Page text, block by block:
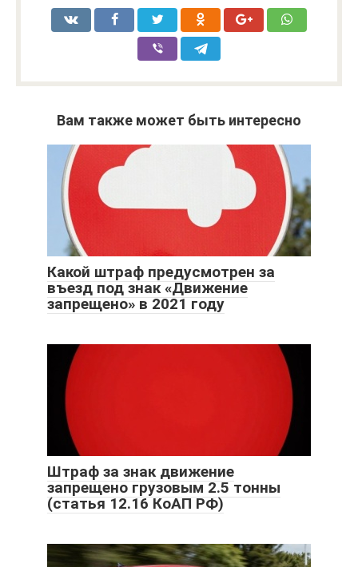
Вам также может быть интересно
Какой штраф предусмотрен за
въезд под знак «Движение
запрещено» в 2021 году
Штраф за знак движение
запрещено грузовым 2.5 тонны
(статья 12.16 КоАП РФ)